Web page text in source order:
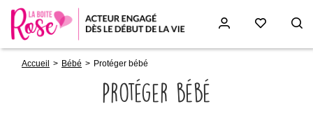
d'Ariane
Accueil Bébé Protéger bébé
Protéger bébé